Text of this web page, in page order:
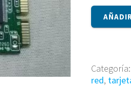
Tarjeta
wifi
Categoría:
red,